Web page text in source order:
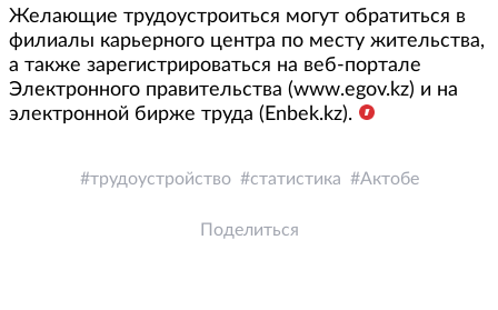
Желающие трудоустроиться могут обратиться в
филиалы карьерного центра по месту жительства,
а также зарегистрироваться на веб-портале
Электронного правительства (www.egov.kz) и на
электронной бирже труда (Enbek.kz).
трудоустройство статистика Актобе
Поделиться